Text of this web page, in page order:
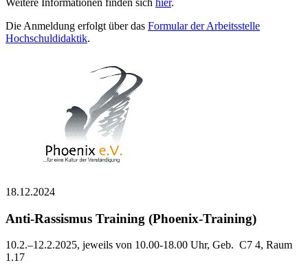
Weitere Informationen finden sich hier.
Die Anmeldung erfolgt über das Formular der Arbeitsstelle
Hochschuldidaktik.
18.12.2024
Anti-Rassismus Training (Phoenix-Training)
10.2.–12.2.2025, jeweils von 10.00-18.00 Uhr, Geb. C7 4, Raum
1.17